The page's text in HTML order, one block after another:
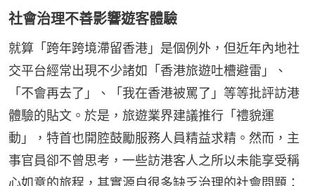
社會治理不善影響遊客體驗
就算「跨年跨境滯留香港」是個例外，但近年內地社
交平台經常出現不少諸如「香港旅遊吐槽避雷」、
「不會再去了」、「我在香港被罵了」等等批評訪港
體驗的貼文。於是，旅遊業界建議推行「禮貌運
動」，特首也開腔鼓勵服務人員精益求精。然而，主
事官員卻不曾思考，一些訪港客人之所以未能享受稱
心如意的旅程，其實源自很多缺乏治理的社會問題：